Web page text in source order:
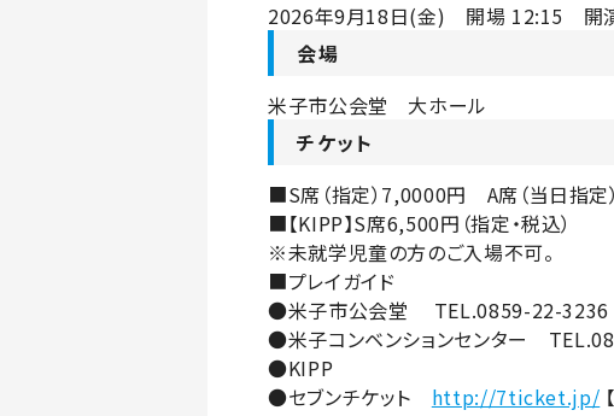
2026年9月18日(金) 開場 12:15 開
会場
米子市公会堂 大ホール
チケット
■S席（指定）7,0000円 A席（当日指
■【KIPP】S席6,500円（指定・税込）
※未就学児童の方のご入場不可。
■プレイガイド
●米子市公会堂 TEL.0859-22-3236
●米子コンベンションセンター
●KIPP
●セブンチケット http://7ticket.jp/